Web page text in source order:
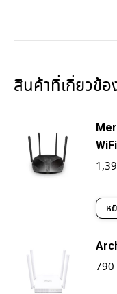
สินค้าที่เกี่ยวข้อ
ห
790